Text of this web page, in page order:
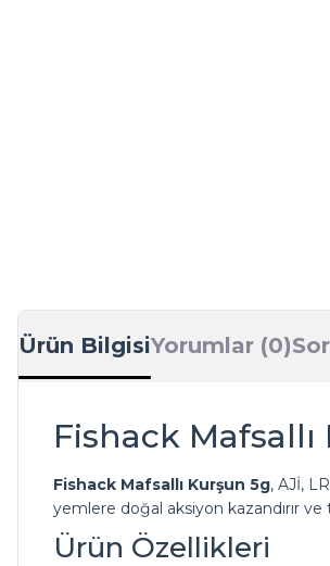
Ürün BilgisiYorumlar (0)
Fishack
Fishack Mafsallı Kurşun 5g, AJİ,
yemlere doğal aksiyon kazandırır
Ürün Özellikleri